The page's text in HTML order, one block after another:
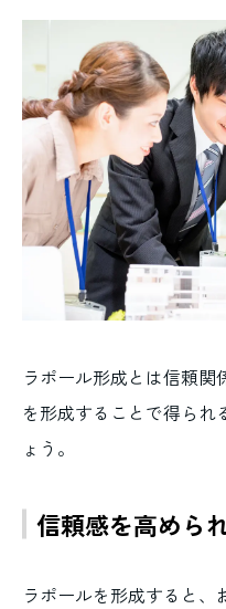
ラポール形成とは信頼
を形成することで得られ
ょう。
信頼感を高めら
ラポールを形成すると